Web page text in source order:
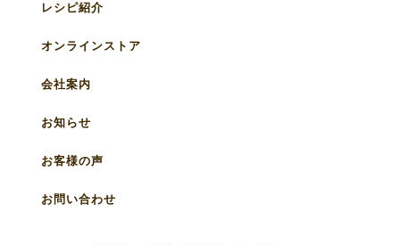
レシピ紹介
オンラインストア
会社案内
お知らせ
お客様の声
お問い合わせ